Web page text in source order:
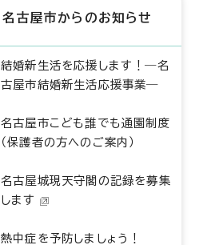
名古屋市からのお知らせ
結婚新生活を応援します！―名
古屋市結婚新生活応援事業―
名古屋市こども誰でも通園制度
（保護者の方へのご案内）
名古屋城現天守閣の記録を募集
します
熱中症を予防しましょう！